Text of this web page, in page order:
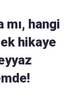
mı, hangi
hikaye